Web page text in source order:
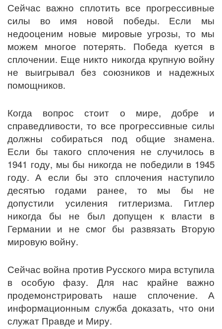
Сейчас важно сплотить все прогрессивные
силы во имя новой победы. Если мы
недооценим новые мировые угрозы, то мы
можем многое потерять. Победа куется в
сплочении. Еще никто никогда крупную войну
не выигрывал без союзников и надежных
помощников.
Когда вопрос стоит о мире, добре и
справедливости, то все прогрессивные силы
должны собираться под общие знамена.
Если бы такого сплочения не случилось в
1941 году, мы бы никогда не победили в 1945
году. А если бы это сплочения наступило
десятью годами ранее, то мы бы не
допустили усиления гитлеризма. Гитлер
никогда бы не был допущен к власти в
Германии и не смог бы развязать Вторую
мировую войну.
Сейчас война против Русского мира вступила
в особую фазу. Для нас крайне важно
продемонстрировать наше сплочение. А
информационным служба доказать, что они
служат Правде и Миру.